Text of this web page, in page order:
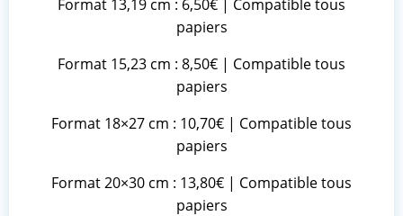
Format 13,19 cm : 6,50€ | Compatible tous
papiers
Format 15,23 cm : 8,50€ | Compatible tous
papiers
Format 18×27 cm : 10,70€ | Compatible tous
papiers
Format 20×30 cm : 13,80€ | Compatible tous
papiers